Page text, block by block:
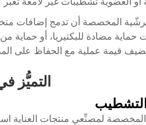
المخصصة أن تدمج إضافات
مضادة للبكتيريا، أو حماية
قيمة عملية مع الحفاظ على
التميُّز
المخصصة لمصنِّعي منتجات